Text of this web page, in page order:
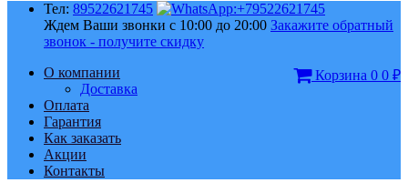
Тел: 89522621745
Ждем Ваши звонки с 10:00 до 20:00 Закажите обратный
звонок - получите скидку
Корзина 0 0 ₽
О компании
Доставка
Оплата
Гарантия
Как заказать
Акции
Контакты